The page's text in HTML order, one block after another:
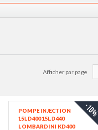
Afficher par page
POMPE INJECTION
15LD400 15LD440
LOMBARDINI KD400
-10%